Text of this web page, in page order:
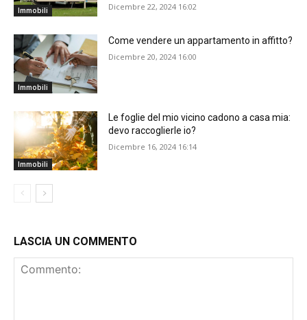
Immobili Dicembre 22, 2024 16:02
Immobili
Come vendere un appartamento in affitto?
Dicembre 20, 2024 16:00
Immobili
Le foglie del mio vicino cadono a casa mia:
devo raccoglierle io?
Dicembre 16, 2024 16:14
LASCIA UN COMMENTO